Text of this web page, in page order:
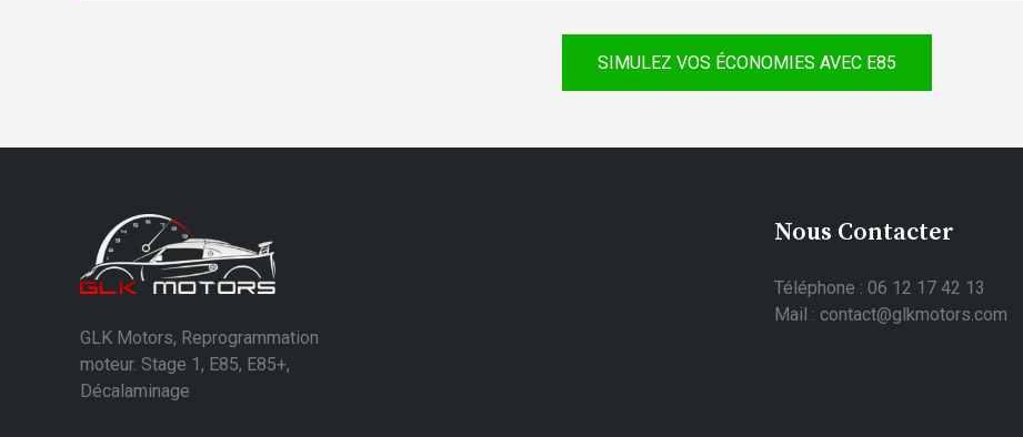
SIMULEZ VOS ÉCONOMIES AVEC E85
GLK Motors, Reprogrammation
moteur. Stage 1, E85, E85+,
Décalaminage
Nous Contacter
Téléphone : 06 12 17 42 13
Mail : contact@glkmotors.com